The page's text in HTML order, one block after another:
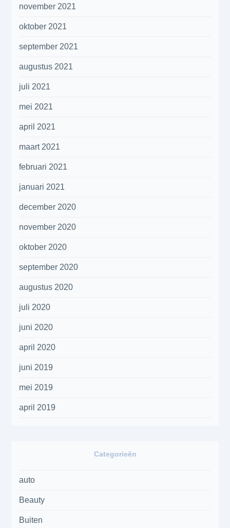
november 2021
oktober 2021
september 2021
augustus 2021
juli 2021
mei 2021
april 2021
maart 2021
februari 2021
januari 2021
december 2020
november 2020
oktober 2020
september 2020
augustus 2020
juli 2020
juni 2020
april 2020
juni 2019
mei 2019
april 2019
Categorieën
auto
Beauty
Buiten